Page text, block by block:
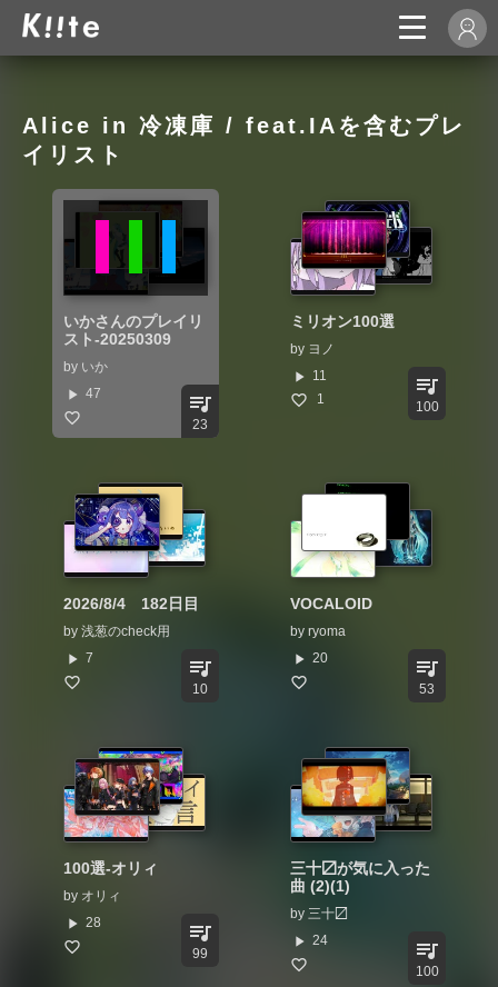
Alice in 冷凍庫 / feat.IAを含むプレ
イリスト
いかさんのプレイリ
スト-20250309
by いか
play_arrow 47 queue_music
23
ミリオン100選
by ヨノ
play_arrow
11
1
queue_music
100
2026/8/4 182日目
by 浅葱のcheck用
play_arrow 7 queue_music
10
VOCALOID
by ryoma
play_arrow 20 queue_music
53
100選-オリィ
by オリィ
play_arrow 28 queue_music
99
三十〼が気に入った
曲 (2)(1)
by 三十〼
play_arrow 24 queue_music
100